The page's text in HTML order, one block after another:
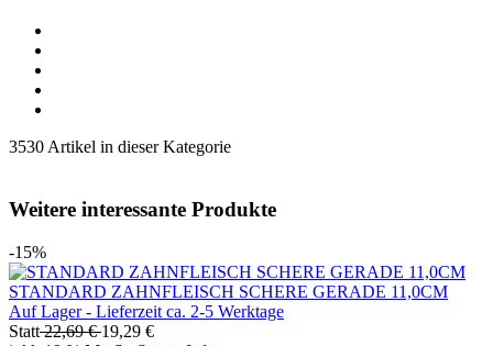
3530 Artikel in dieser Kategorie
Weitere interessante Produkte
-15%
STANDARD ZAHNFLEISCH SCHERE GERADE 11,0CM
Auf Lager - Lieferzeit ca. 2-5 Werktage
Statt22,69 €19,29 €